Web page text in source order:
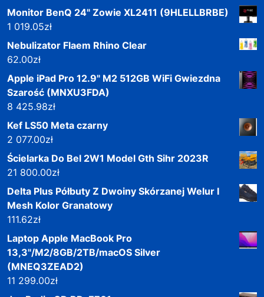
Monitor BenQ 24" Zowie XL2411 (9HLELLBRBE)
1 019.05zł
Nebulizator Flaem Rhino Clear
62.00zł
Apple iPad Pro 12.9" M2 512GB WiFi Gwiezdna
Szarość (MNXU3FDA)
8 425.98zł
Kef LS50 Meta czarny
2 077.00zł
Ścielarka Do Bel 2W1 Model Gth Sihr 2023R
21 800.00zł
Delta Plus Półbuty Z Dwoiny Skórzanej Welur I
Mesh Kolor Granatowy
111.62zł
Laptop Apple MacBook Pro
13,3"/M2/8GB/2TB/macOS Silver
(MNEQ3ZEAD2)
11 299.00zł